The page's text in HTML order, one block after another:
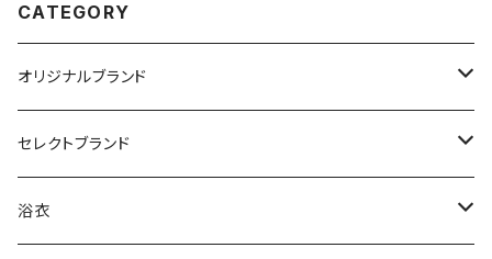
CATEGORY
オリジナルブランド
カジュアル着物
単衣
浴衣
セレクトブランド
IKS COLLECTION
浴衣